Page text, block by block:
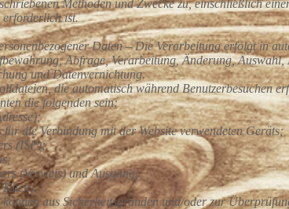
Methoden und Zwecke zu, einschließlich
ist.
Daten – Die Verarbeitung erfolgt in
Abfrage, Verarbeitung, Änderung,
und Datenvernichtung.
die automatisch während Benutzerbesuchen
die folgenden sein:
die Verbindung mit der Website verwendeten Geräts;
(ISP);
(Verweis) und Ausgang;
Klicks.
aus Sicherheitsgründen und/oder zur